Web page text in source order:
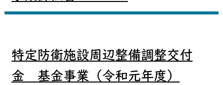
特定防衛施設周辺整備調整交付
金 基金事業（令和元年度）